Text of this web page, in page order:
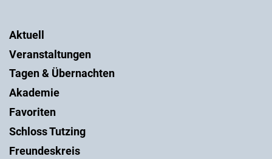
Aktuell
Veranstaltungen
Tagen & Übernachten
Akademie
Favoriten
Schloss Tutzing
Freundeskreis